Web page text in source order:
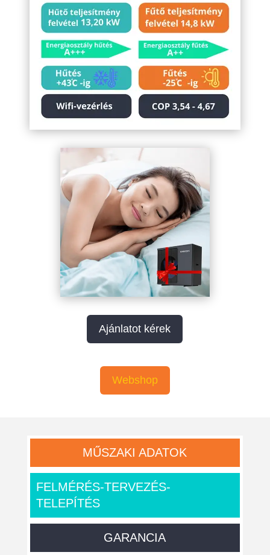
Ajánlatot kérek
Webshop
MŰSZAKI ADATOK
FELMÉRÉS-TERVEZÉS-
TELEPÍTÉS
GARANCIA